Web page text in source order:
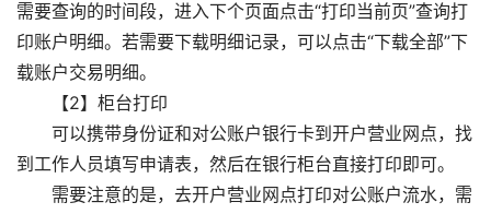
需要查询的时间段，进入下个页面点击“打印当前页”查询打
印账户明细。若需要下载明细记录，可以点击“下载全部”下
载账户交易明细。
【2】柜台打印
可以携带身份证和对公账户银行卡到开户营业网点，找
到工作人员填写申请表，然后在银行柜台直接打印即可。
需要注意的是，去开户营业网点打印对公账户流水，需